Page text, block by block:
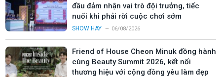
đầu đảm nhận vai trò đội trưởng, tiếc
nuối khi phải rời cuộc chơi sớm
SHOW HAY 06/08/2026
Friend of House Cheon Minuk đồng hành
cùng Beauty Summit 2026, kết nối
thương hiệu với cộng đồng yêu làm đẹp